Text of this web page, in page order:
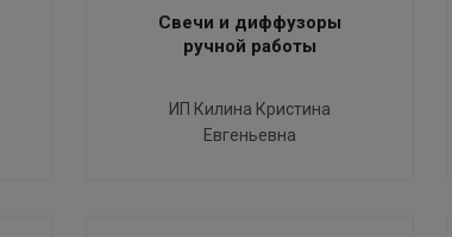
Свечи и диффузоры
ручной работы
ИП Килина Кристина
Евгеньевна